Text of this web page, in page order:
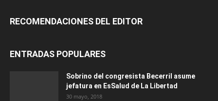
RECOMENDACIONES DEL EDITOR
ENTRADAS POPULARES
Sobrino del congresista Becerril asume
jefatura en EsSalud de La Libertad
30 mayo, 2018